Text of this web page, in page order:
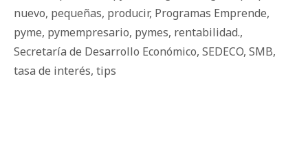
nuevo, pequeñas, producir, Programas Emprende,
pyme, pymempresario, pymes, rentabilidad.,
Secretaría de Desarrollo Económico, SEDECO, SMB,
tasa de interés, tips